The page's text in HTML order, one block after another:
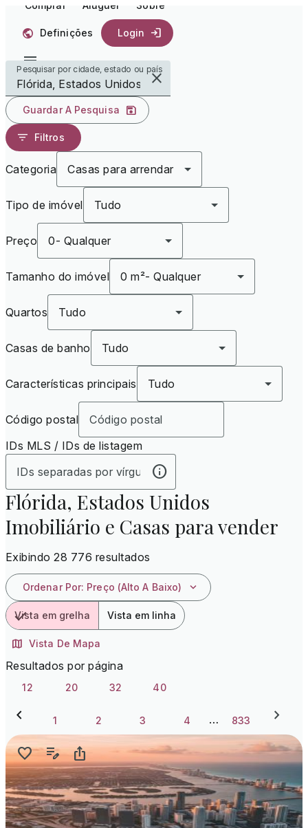
Comprar Aluguer Sobre
Definições Login
Pesquisar por cidade, estado ou país
Guardar A Pesquisa
Filtros
Categoria Casas para arrendar
Tipo de imóvel Tudo
Preço 0- Qualquer
Tamanho do imóvel 0 m²- Qualquer
Quartos Tudo
Casas de banho Tudo
Características principais Tudo
Código postal
IDs MLS / IDs de listagem
Flórida, Estados Unidos
Imobiliário e Casas para vender
Exibindo 28 776 resultados
Ordenar Por: Preço (alto A Baixo)
Vista em grelha Vista em linha
Vista De Mapa
Resultados por página
12 20 32 40
1 2 3 4 … 833